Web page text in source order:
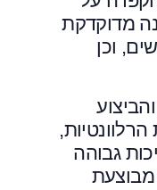
מדוקדקת
וכן
גבוהה